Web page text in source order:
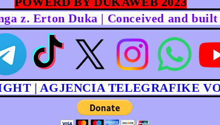
z. Erton Duka | Conceived and
| AGJENCIA TELEGRAFIKE